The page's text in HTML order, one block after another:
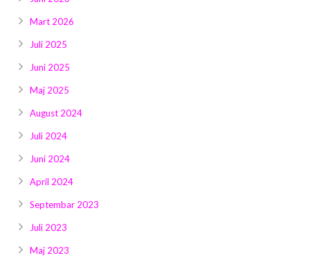
Mart 2026
Juli 2025
Juni 2025
Maj 2025
August 2024
Juli 2024
Juni 2024
April 2024
Septembar 2023
Juli 2023
Maj 2023